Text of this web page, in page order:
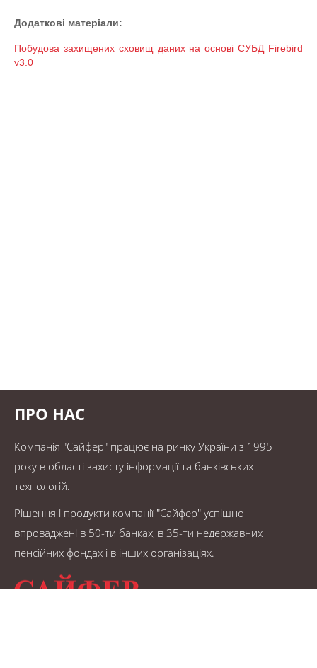
Додаткові матеріали:
Побудова захищених сховищ даних на основі СУБД Firebird
v3.0
ПРО НАС
Компанія "Сайфер" працює на ринку України з 1995
року в області захисту інформації та банківських
технологій.
Рішення і продукти компанії "Сайфер" успішно
впроваджені в 50-ти банках, в 35-ти недержавних
пенсійних фондах і в інших організаціях.